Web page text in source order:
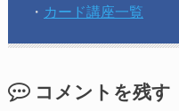
・ カード講座一覧
コメントを残す